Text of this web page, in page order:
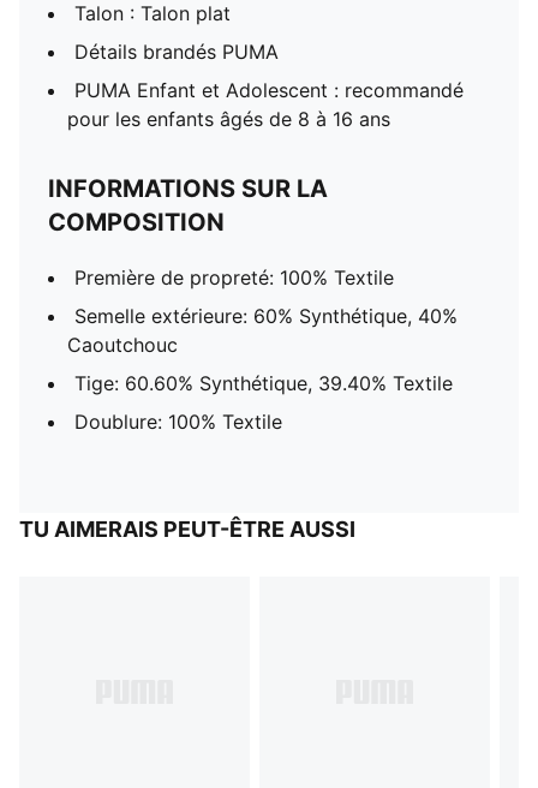
Talon : Talon plat
Détails brandés PUMA
PUMA Enfant et Adolescent : recommandé
pour les enfants âgés de 8 à 16 ans
INFORMATIONS SUR LA
COMPOSITION
Première de propreté: 100% Textile
Semelle extérieure: 60% Synthétique, 40%
Caoutchouc
Tige: 60.60% Synthétique, 39.40% Textile
Doublure: 100% Textile
TU AIMERAIS PEUT-ÊTRE AUSSI